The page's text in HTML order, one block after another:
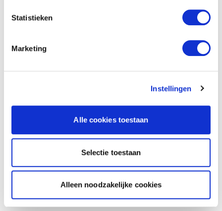
Statistieken
Marketing
Instellingen
Alle cookies toestaan
Selectie toestaan
Alleen noodzakelijke cookies